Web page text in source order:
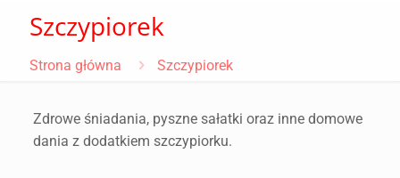
Szczypiorek
Strona główna Szczypiorek
Zdrowe śniadania, pyszne sałatki oraz inne domowe
dania z dodatkiem szczypiorku.